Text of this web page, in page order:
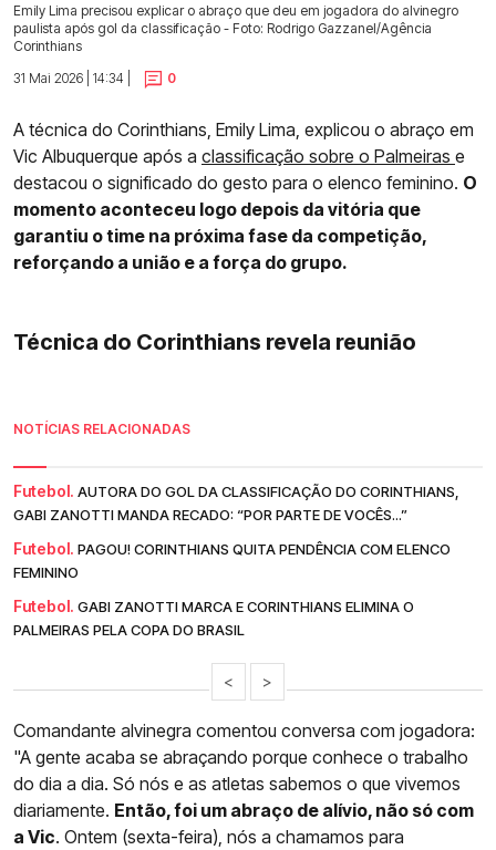
Emily Lima precisou explicar o abraço que deu em jogadora do alvinegro
paulista após gol da classificação - Foto: Rodrigo Gazzanel/Agência
Corinthians
31 Mai 2026 | 14:34 |
0
A técnica do Corinthians, Emily Lima, explicou o abraço em
Vic Albuquerque após a classificação sobre o Palmeiras e
destacou o significado do gesto para o elenco feminino. O
momento aconteceu logo depois da vitória que
garantiu o time na próxima fase da competição,
reforçando a união e a força do grupo.
Técnica do Corinthians revela reunião
NOTÍCIAS RELACIONADAS
Futebol. AUTORA DO GOL DA CLASSIFICAÇÃO DO CORINTHIANS,
GABI ZANOTTI MANDA RECADO: “POR PARTE DE VOCÊS...”
Futebol. PAGOU! CORINTHIANS QUITA PENDÊNCIA COM ELENCO
FEMININO
Futebol. GABI ZANOTTI MARCA E CORINTHIANS ELIMINA O
PALMEIRAS PELA COPA DO BRASIL
< >
Comandante alvinegra comentou conversa com jogadora:
"A gente acaba se abraçando porque conhece o trabalho
do dia a dia. Só nós e as atletas sabemos o que vivemos
diariamente. Então, foi um abraço de alívio, não só com
a Vic. Ontem (sexta-feira), nós a chamamos para